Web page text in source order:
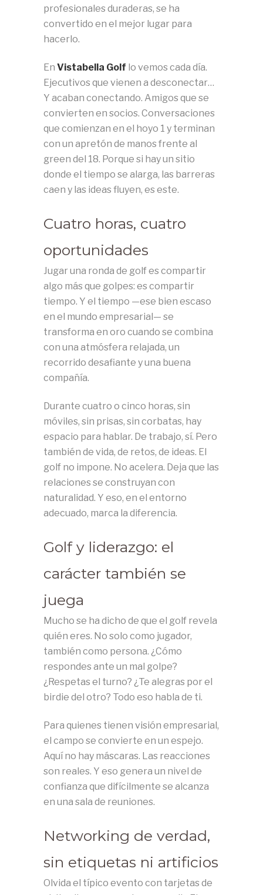
profesionales duraderas, se ha
convertido en el mejor lugar para
hacerlo.
En Vistabella Golf lo vemos cada día.
Ejecutivos que vienen a desconectar…
Y acaban conectando. Amigos que se
convierten en socios. Conversaciones
que comienzan en el hoyo 1 y terminan
con un apretón de manos frente al
green del 18. Porque si hay un sitio
donde el tiempo se alarga, las barreras
caen y las ideas fluyen, es este.
Cuatro horas, cuatro
oportunidades
Jugar una ronda de golf es compartir
algo más que golpes: es compartir
tiempo. Y el tiempo —ese bien escaso
en el mundo empresarial— se
transforma en oro cuando se combina
con una atmósfera relajada, un
recorrido desafiante y una buena
compañía.
Durante cuatro o cinco horas, sin
móviles, sin prisas, sin corbatas, hay
espacio para hablar. De trabajo, sí. Pero
también de vida, de retos, de ideas. El
golf no impone. No acelera. Deja que las
relaciones se construyan con
naturalidad. Y eso, en el entorno
adecuado, marca la diferencia.
Golf y liderazgo: el
carácter también se
juega
Mucho se ha dicho de que el golf revela
quién eres. No solo como jugador,
también como persona. ¿Cómo
respondes ante un mal golpe?
¿Respetas el turno? ¿Te alegras por el
birdie del otro? Todo eso habla de ti.
Para quienes tienen visión empresarial,
el campo se convierte en un espejo.
Aquí no hay máscaras. Las reacciones
son reales. Y eso genera un nivel de
confianza que difícilmente se alcanza
en una sala de reuniones.
Networking de verdad,
sin etiquetas ni artificios
Olvida el típico evento con tarjetas de